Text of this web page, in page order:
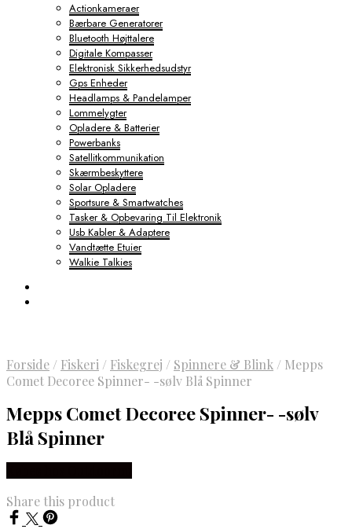
Actionkameraer
Bærbare Generatorer
Bluetooth Højttalere
Digitale Kompasser
Elektronisk Sikkerhedsudstyr
Gps Enheder
Headlamps & Pandelamper
Lommelygter
Opladere & Batterier
Powerbanks
Satellitkommunikation
Skærmbeskyttere
Solar Opladere
Sportsure & Smartwatches
Tasker & Opbevaring Til Elektronik
Usb Kabler & Adaptere
Vandtætte Etuier
Walkie Talkies
Forside / Fiskeri / Fiskegrej / Spinnere & Blink / Mepps
Comet Decoree Spinner- -sølv Blå Spinner
Mepps Comet Decoree Spinner- -sølv
Blå Spinner
Share this product